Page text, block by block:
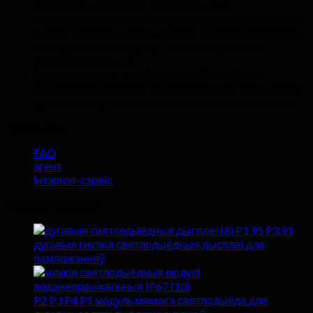
FAQ
агент
Інтэрнэт-сэрвіс
P1.95 P3.91
дугавыя гнуткія святлодыёдныя дысплеі для
памяшканняў
P2 P3 P4 P5 модуль мяккага святлодыёда для